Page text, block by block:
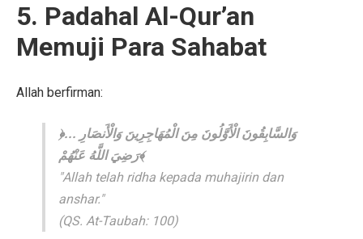
5. Padahal Al-Qur’an
Memuji Para Sahabat
Allah berfirman:
﴿وَالسَّابِقُونَ الْأَوَّلُونَ مِنَ الْمُهَاجِرِينَ وَالْأَنصَارِ ...
رَضِيَ اللَّهُ عَنْهُمْ﴾
"Allah telah ridha kepada muhajirin dan
anshar."
(QS. At-Taubah: 100)